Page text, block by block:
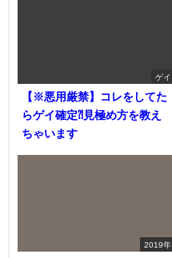
ゲイ
【※悪用厳禁】コレをしてた
らゲイ確定⁈見極め方を教え
ちゃいます
2019年